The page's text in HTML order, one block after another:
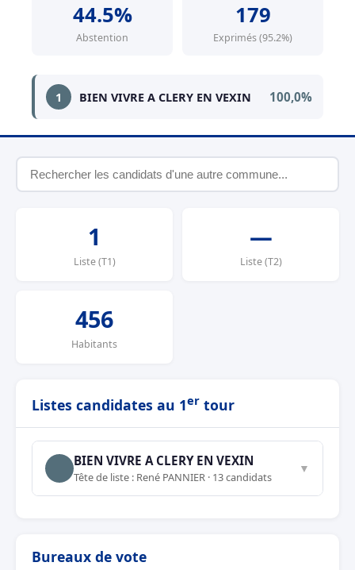
44.5%
Abstention
179
Exprimés (95.2%)
1 BIEN VIVRE A CLERY EN VEXIN 100,0%
1
Liste (T1)
—
Liste (T2)
456
Habitants
Listes candidates au 1er tour
BIEN VIVRE A CLERY EN VEXIN
Tête de liste : René PANNIER · 13 candidats
▼
Bureaux de vote